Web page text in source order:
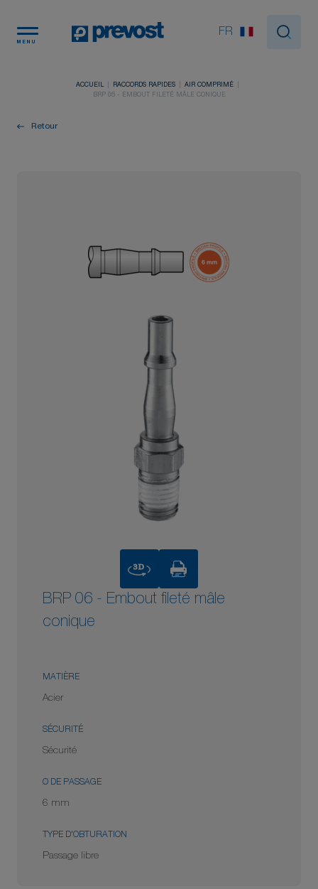
MENU
FR
ACCUEIL RACCORDS RAPIDES
AIR COMPRIMÉ
BRP 06 - EMBOUT FILETÉ MÂLE CONIQUE
Retour
3D
BRP 06 - Embout fileté mâle
conique
MATIÈRE
Acier
SÉCURITÉ
Sécurité
Ø DE PASSAGE
6 mm
TYPE D'OBTURATION
Passage libre